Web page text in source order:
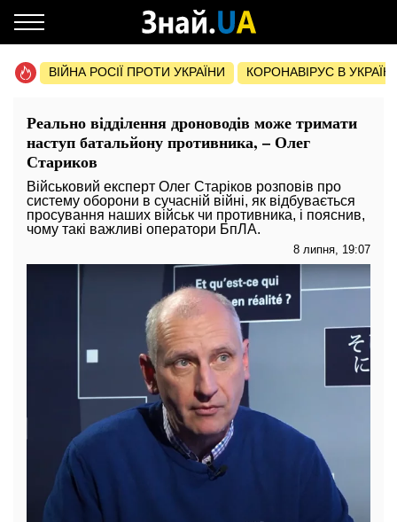
ВІЙНА РОСІЇ ПРОТИ УКРАЇНИ КОРОНАВІРУС В УКРАЇНІ
Реально відділення дроноводів може тримати
наступ батальйону противника, – Олег
Стариков
Військовий експерт Олег Старіков розповів про
систему оборони в сучасній війні, як відбувається
просування наших військ чи противника, і пояснив,
чому такі важливі оператори БпЛА.
8 липня, 19:07